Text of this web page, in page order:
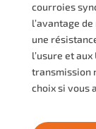
courroies
l’avantage
une
l’usure et
transmission
choix si vous